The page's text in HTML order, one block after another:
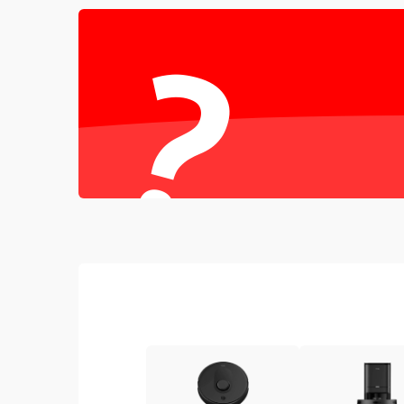
Проблемы с механикой
Режим работы
Программные сбои
?